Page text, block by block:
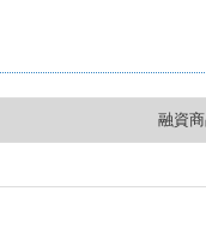
融資